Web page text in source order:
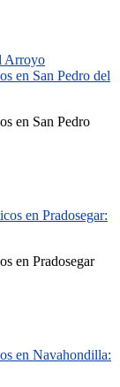
en San Pedro del
en San Pedro
en Pradosegar:
en Pradosegar
en Navahondilla: